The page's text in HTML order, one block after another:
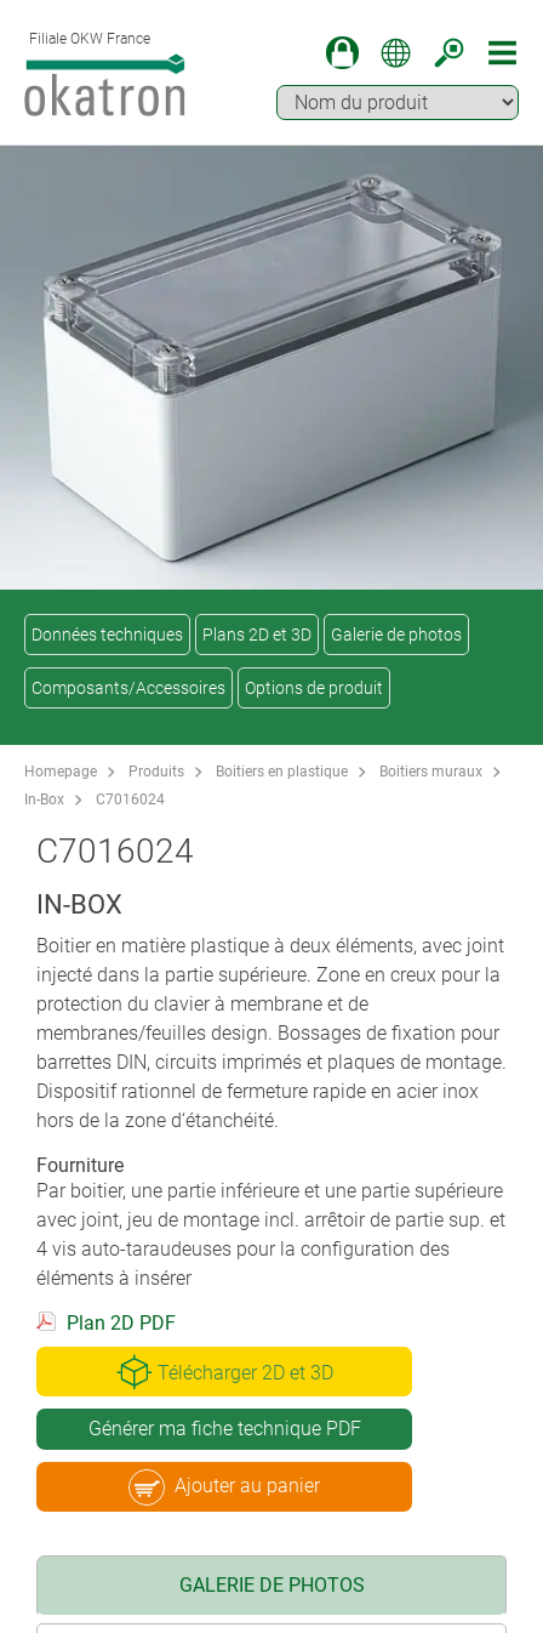
Filiale OKW France
Données techniques Plans 2D et 3D Galerie de photos
Composants/Accessoires Options de produit
Homepage Produits Boitiers en plastique
Boitiers muraux
In-Box
C7016024
C7016024
IN-BOX
Boitier en matière plastique à deux éléments, avec joint
injecté dans la partie supérieure. Zone en creux pour la
protection du clavier à membrane et de
membranes/feuilles design. Bossages de fixation pour
barrettes DIN, circuits imprimés et plaques de montage.
Dispositif rationnel de fermeture rapide en acier inox
hors de la zone d‘étanchéité.
Fourniture
Par boitier, une partie inférieure et une partie supérieure
avec joint, jeu de montage incl. arrêtoir de partie sup. et
4 vis auto-taraudeuses pour la configuration des
éléments à insérer
Plan 2D PDF
Télécharger 2D et 3D
Générer ma fiche technique PDF
Ajouter au panier
GALERIE DE PHOTOS